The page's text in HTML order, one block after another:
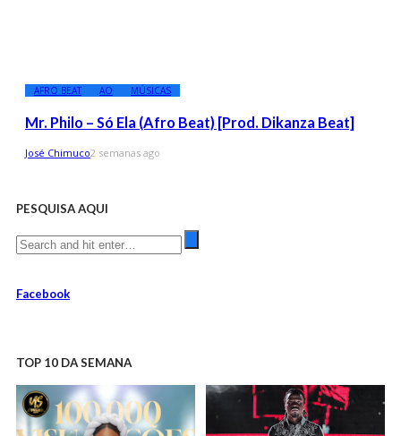
AFRO BEAT AO MÚSICAS
Mr. Philo – Só Ela (Afro Beat) [Prod. Dikanza Beat]
José Chimuco2 semanas ago
PESQUISA AQUI
Facebook
TOP 10 DA SEMANA